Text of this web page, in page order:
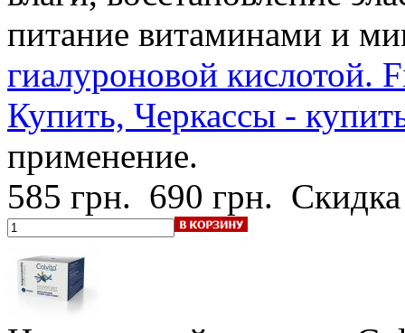
питание витаминами и
гиалуроновой кислотой.
Купить, Черкассы -
применение.
585 грн. 690 грн.